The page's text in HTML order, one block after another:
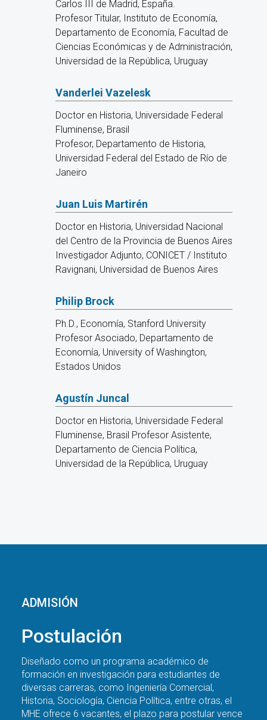
Carlos III de Madrid, España.
Profesor Titular, Instituto de Economía,
Departamento de Economía, Facultad de
Ciencias Económicas y de Administración,
Universidad de la República, Uruguay
Vanderlei Vazelesk
Doctor en Historia, Universidade Federal
Fluminense, Brasil
Profesor, Departamento de Historia,
Universidad Federal del Estado de Río de
Janeiro
Juan Luis Martirén
Doctor en Historia, Universidad Nacional
del Centro de la Provincia de Buenos Aires
Investigador Adjunto, CONICET / Instituto
Ravignani, Universidad de Buenos Aires
Philip Brock
Ph.D., Economía, Stanford University
Profesor Asociado, Departamento de
Economía, University of Washington,
Estados Unidos
Agustín Juncal
Doctor en Historia, Universidade Federal
Fluminense, Brasil Profesor Asistente,
Departamento de Ciencia Política,
Universidad de la República, Uruguay
ADMISIÓN
Postulación
Diseñado como un programa académico de
formación en investigación para estudiantes de
diversas carreras, como Ingeniería Comercial,
Historia, Sociología, Ciencia Política, entre otras, el
MHE ofrece 6 vacantes, el plazo para postular vence